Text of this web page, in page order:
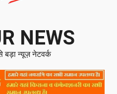
NEWS
बड़ा न्यूज़ नेटवर्क